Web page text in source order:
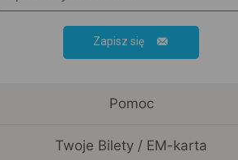
Zapisz się
Pomoc
Twoje Bilety / EM-karta